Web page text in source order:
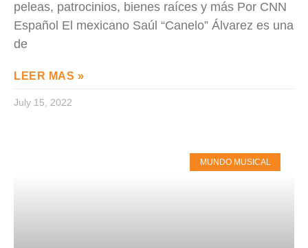
peleas, patrocinios, bienes raíces y más Por CNN
Español El mexicano Saúl “Canelo” Álvarez es una
de
LEER MAS »
July 15, 2022
MUNDO MUSICAL